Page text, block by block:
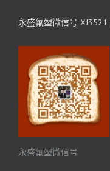
永盛氟塑微信号 XJ3521
永盛氟塑微信号